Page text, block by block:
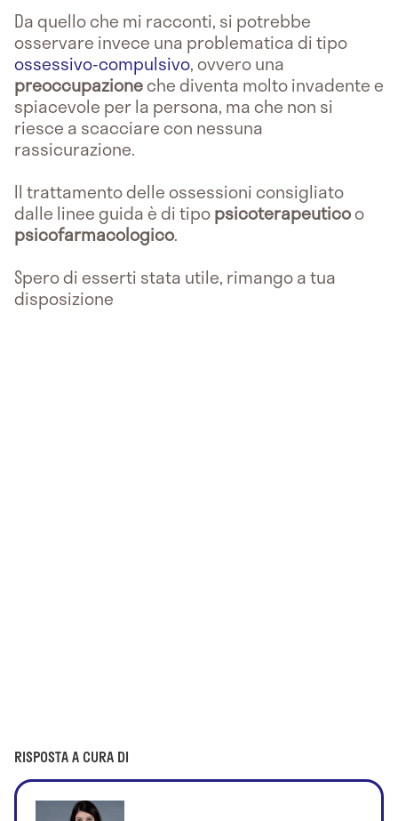
Da quello che mi racconti, si potrebbe
osservare invece una problematica di tipo
ossessivo-compulsivo, ovvero una
preoccupazioneche diventa molto invadente e
spiacevole per la persona, ma che non si
riesce a scacciare con nessuna
rassicurazione.
Il trattamento delle ossessioni consigliato
dalle linee guida è di tipopsicoterapeuticoo
psicofarmacologico.
Spero di esserti stata utile, rimango a tua
disposizione
RISPOSTA A CURA DI